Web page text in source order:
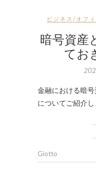
ビジネス/オフィ
暗号資産
てお
金融における暗
についてご紹介し
Giotto